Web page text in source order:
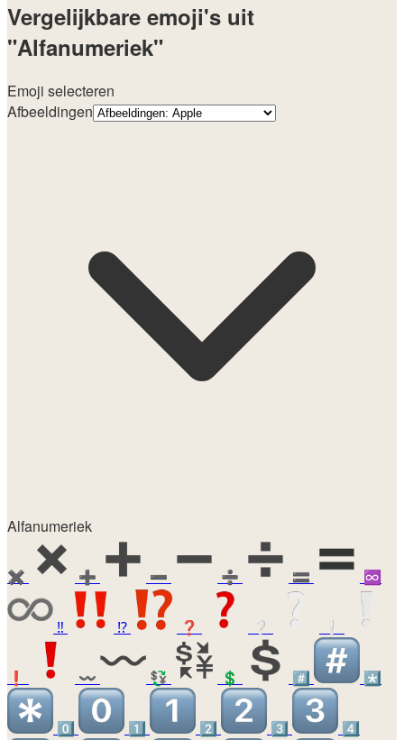
Vergelijkbare emoji's uit
"Alfanumeriek"
Emoji selecteren
Afbeeldingen
Alfanumeriek
✖️ ➕ ➖ ➗ 🟰 ♾️
‼️ ⁉️ ❓ ❔ ❕
❗ 〰️ 💱 💲 #️⃣ *️⃣
0️⃣ 1️⃣ 2️⃣ 3️⃣ 4️⃣